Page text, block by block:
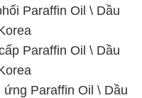
Paraffin Oil \ Dầu
Paraffin Oil \ Dầu
Paraffin Oil \ Dầu